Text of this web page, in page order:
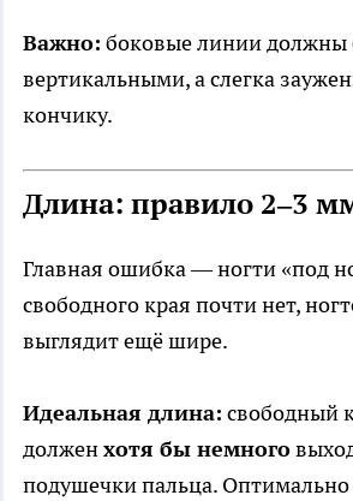
Важно: боковые линии должны
вертикальными, а слегка
кончику.
Длина: правило 2–3
Главная ошибка — ногти «под
свободного края почти нет,
выглядит ещё шире.
Идеальная длина: свободный
долженхотя бы немного
подушечки пальца.